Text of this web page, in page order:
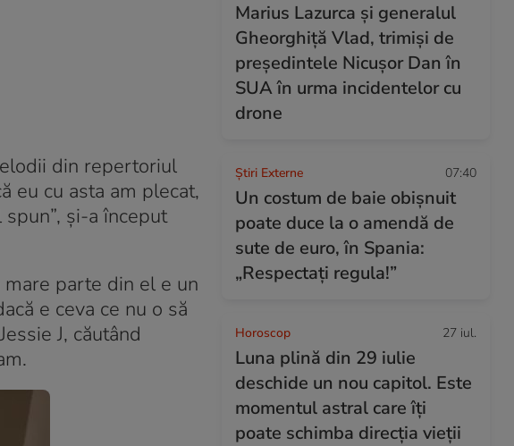
din repertoriul
eu cu asta am plecat,
și-a început
parte din el e un
e ceva ce nu o să
J, căutând
Marius Lazurca și generalul
Gheorghiță Vlad, trimiși de
președintele Nicușor Dan în
SUA în urma incidentelor cu
drone
Știri Externe 07:40
Un costum de baie obișnuit
poate duce la o amendă de
sute de euro, în Spania:
„Respectați regula!”
Horoscop 27 iul.
Luna plină din 29 iulie
deschide un nou capitol. Este
momentul astral care îți
poate schimba direcția vieții